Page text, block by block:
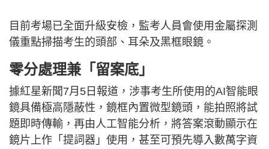
目前考場已全面升級安檢，監考人員會使用金屬探測
儀重點掃描考生的頭部、耳朵及黑框眼鏡。
零分處理兼「留案底」
據紅星新聞7月5日報道，涉事考生所使用的AI智能眼
鏡具備極高隱蔽性，鏡框內置微型鏡頭，能拍照將試
題即時傳輸，再由人工智能分析，將答案滾動顯示在
鏡片上作「提詞器」使用，甚至可預先導入數萬字資